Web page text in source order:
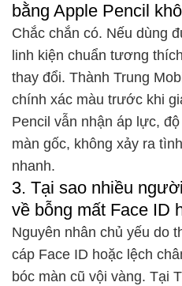
bằng Apple Pencil
Chắc chắn có. Nếu dùng
linh kiện chuẩn tương
thay đổi. Thành Trung
chính xác màu trước khi
Pencil vẫn nhận áp lực,
màn gốc, không xảy ra
nhanh.
3. Tại sao nhiều
về bỗng mất Face ID
Nguyên nhân chủ yếu do
cáp Face ID hoặc lệch
bóc màn cũ vội vàng. Tại